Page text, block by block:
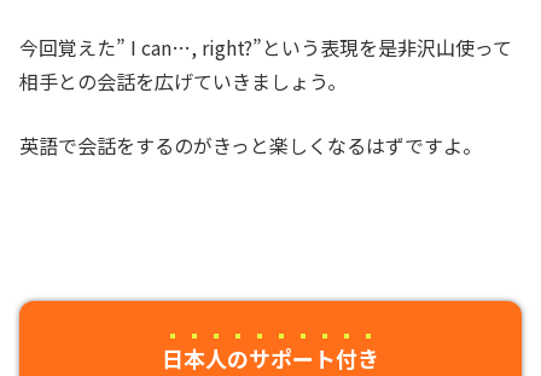
今回覚えた” I can…, right?”という表現を是非沢山使って
相手との会話を広げていきましょう。
英語で会話をするのがきっと楽しくなるはずですよ。
日本人のサポート付き